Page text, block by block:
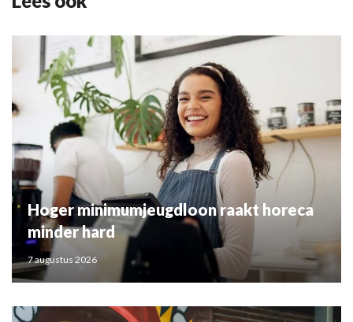
Hoger minimumjeugdloon raakt horeca
minder hard
7 augustus 2026